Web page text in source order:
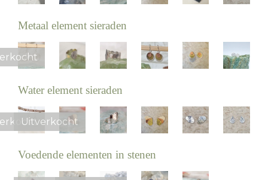
Metaal element sieraden
Water element sieraden
Uitverkocht
Voedende elementen in stenen